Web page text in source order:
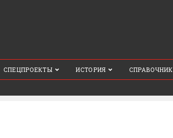
СПЕЦПРОЕКТЫ ИСТОРИЯ СПРАВОЧНИК